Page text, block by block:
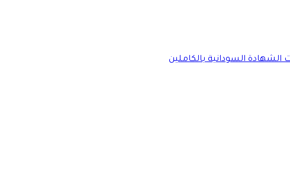
السودانية بالكاملين